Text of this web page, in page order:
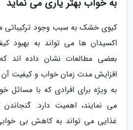
به خواب بهتر یاری می نماید
کیوی خشک به سبب وجود ترکیباتی
اکسیدان ها می تواند به بهبود
بعضی مطالعات نشان داده اند
افزایش مدت زمان خواب و کیفیت
به ویژه برای افرادی که با
می نمایند، اهمیت دارد.
غذایی می تواند به کاهش بی